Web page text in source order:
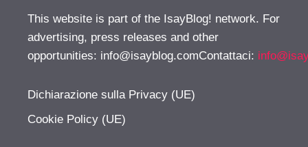
This website is part of the IsayBlog! network. For
advertising, press releases and other
opportunities: info@isayblog.comContattaci:
Dichiarazione sulla Privacy (UE)
Cookie Policy (UE)